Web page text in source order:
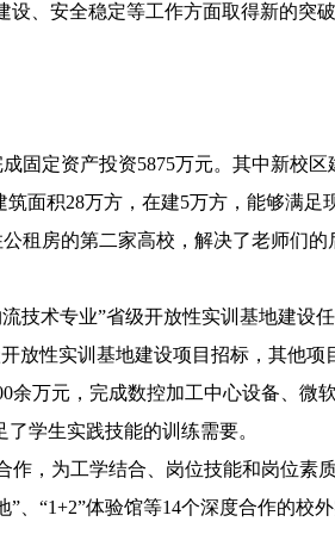
、安全稳定等工作方面取得新的突
定资产投资5875万元。其中新校区
面积28万方，在建5万方，能够满足
房的第二家高校，解决了老师们的
术专业”省级开放性实训基地建设
放性实训基地建设项目招标，其他项
万元，完成数控加工中心设备、微
学生实践技能的训练需要。
，为工学结合、岗位技能和岗位素
“1+2”体验馆等14个深度合作的校外